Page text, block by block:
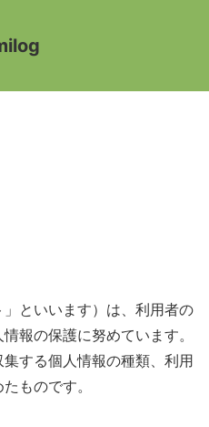
といいます）は、利用者の
報の保護に努めています。
する個人情報の種類、利用
ものです。